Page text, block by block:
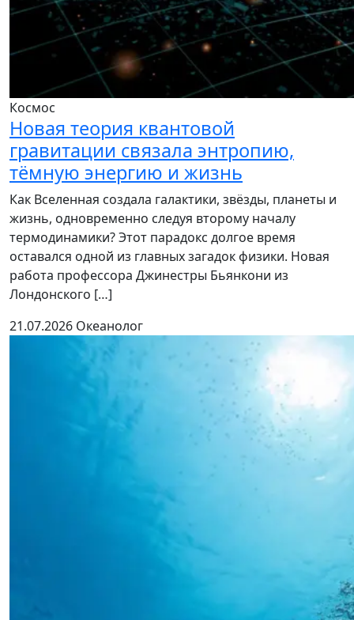
Космос
Новая теория квантовой
гравитации связала энтропию,
тёмную энергию и жизнь
Как Вселенная создала галактики, звёзды, планеты и
жизнь, одновременно следуя второму началу
термодинамики? Этот парадокс долгое время
оставался одной из главных загадок физики. Новая
работа профессора Джинестры Бьянкони из
Лондонского […]
21.07.2026 Океанолог